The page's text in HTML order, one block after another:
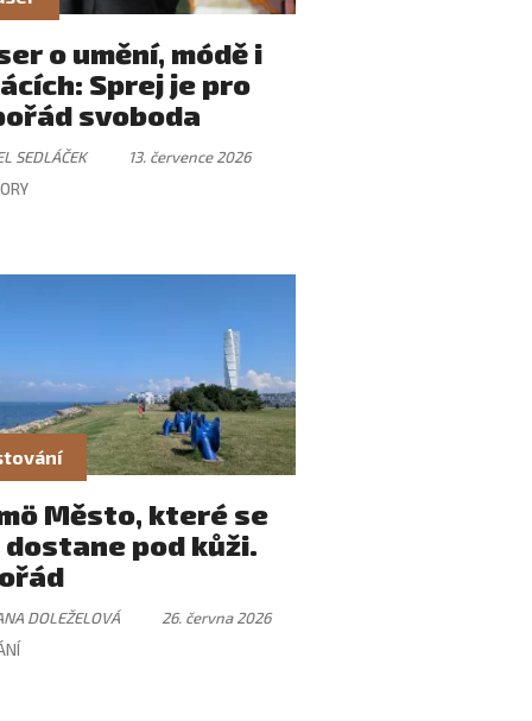
o umění, módě i
Sprej je pro
svoboda
SEDLÁČEK
13. července 2026
Město, které se
dostane pod kůži.
DOLEŽELOVÁ
26. června 2026